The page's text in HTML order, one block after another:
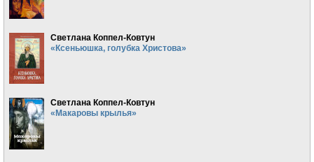
Светлана Коппел-Ковтун
«Ксеньюшка, голубка Христова»
Светлана Коппел-Ковтун
«Макаровы крылья»